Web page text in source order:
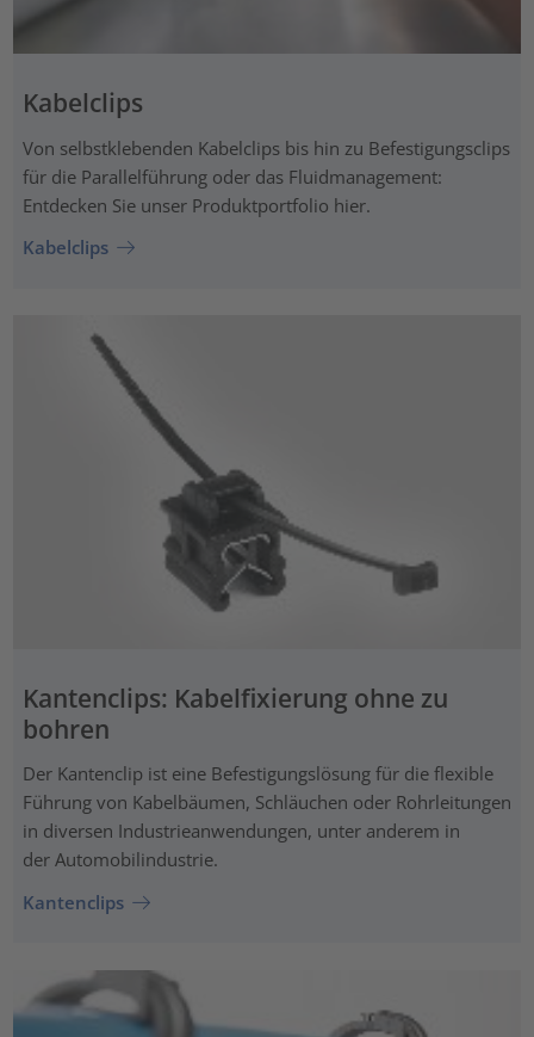
Kabelclips
Von selbstklebenden Kabelclips bis hin zu Befestigungsclips
für die Parallelführung oder das Fluidmanagement:
Entdecken Sie unser Produktportfolio hier.
Kabelclips
Kantenclips: Kabelfixierung ohne zu
bohren
Der Kantenclip ist eine Befestigungslösung für die flexible
Führung von Kabelbäumen, Schläuchen oder Rohrleitungen
in diversen Industrieanwendungen, unter anderem in
der Automobilindustrie.
Kantenclips